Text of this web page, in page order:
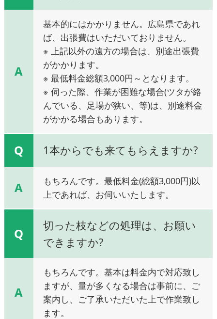
A
基本的にはかかりません。広島県であれ
ば、出張費はいただいておりません。
※ 上記以外の遠方の場合は、別途出張費
がかかります。
※ 最低料金総額3,000円～となります。
※ 伺った際、作業が困難な場合(ツタが絡
んでいる、足場が狭い、等)は、別途料金
がかかる場合もあります。
Q 1本からでも来てもらえますか?
A
もちろんです。最低料金(総額3,000円)以
上であれば、お伺いいたします。
Q
切った枝などの処理は、お願い
できますか?
A
もちろんです。基本は料金内で対応致し
ますが、量が多くなる場合は事前に、ご
案内し、ご了承いただいた上で作業致し
ます。